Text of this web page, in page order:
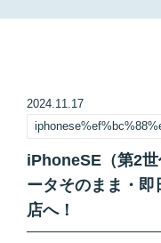
2024.11.17
iPhoneSE（第2
ータそのまま・
店へ！